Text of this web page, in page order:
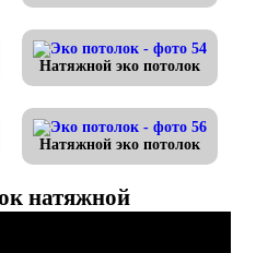
Натяжной эко потолок
Натяжной эко потолок
натяжной